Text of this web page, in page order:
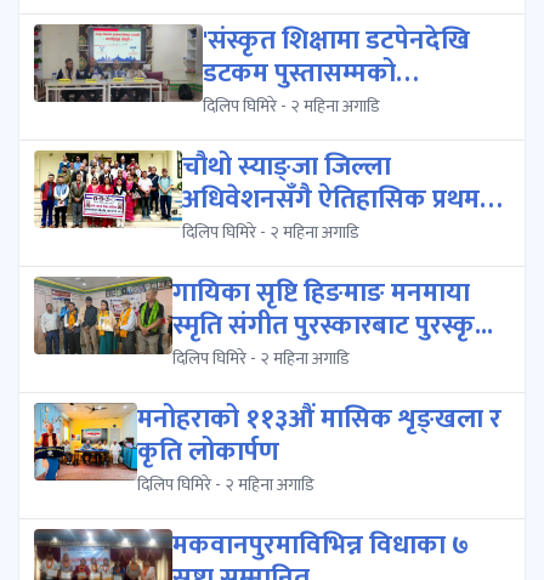
'संस्कृत शिक्षामा डटपेनदेखि
डटकम पुस्तासम्मको
आकर्षण','संस्क...
दिलिप घिमिरे - २ महिना अगाडि
चौथो स्याङ्जा जिल्ला
अधिवेशनसँगै ऐतिहासिक प्रथम
स्याङ्जा पर्...
दिलिप घिमिरे - २ महिना अगाडि
गायिका सृष्टि हिङमाङ मनमाया
स्मृति संगीत पुरस्कारबाट पुरस्कृ...
दिलिप घिमिरे - २ महिना अगाडि
मनोहराको ११३औं मासिक शृङ्खला र
कृति लोकार्पण
दिलिप घिमिरे - २ महिना अगाडि
मकवानपुरमाविभिन्न विधाका ७